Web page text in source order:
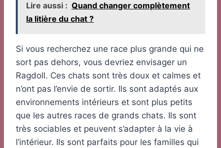
Lire aussi : Quand changer complètement
la litière du chat ?
Si vous recherchez une race plus grande qui ne
sort pas dehors, vous devriez envisager un
Ragdoll. Ces chats sont très doux et calmes et
n’ont pas l’envie de sortir. Ils sont adaptés aux
environnements intérieurs et sont plus petits
que les autres races de grands chats. Ils sont
très sociables et peuvent s’adapter à la vie à
l’intérieur. Ils sont parfaits pour les familles qui